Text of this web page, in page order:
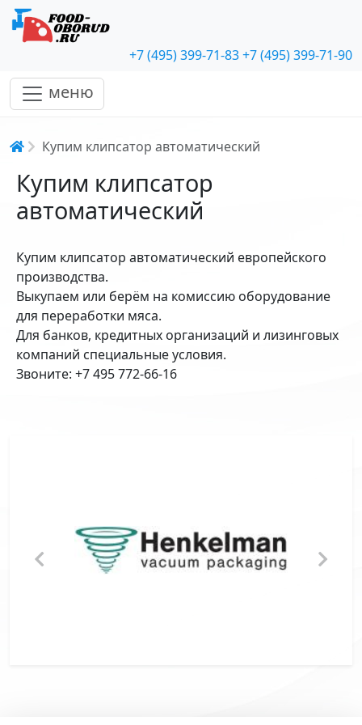
+7 (495) 399-71-83+7 (495) 399-71-90
меню
Строка навигации
Купим клипсатор автоматический
Купим клипсатор
автоматический
Купим клипсатор автоматический европейского
производства.
Выкупаем или берём на комиссию оборудование
для переработки мяса.
Для банков, кредитных организаций и лизинговых
компаний специальные условия.
Звоните: +7 495 772-66-16